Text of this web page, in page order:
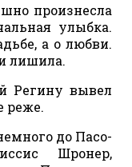
произнесла
улыбка.
а о любви.
лишила.
Регину вывел
реже.
до Пасо-
Шронер,